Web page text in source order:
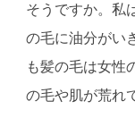
そうですか。私
の毛に油分がい
も髪の毛は女性
の毛や肌が荒れ